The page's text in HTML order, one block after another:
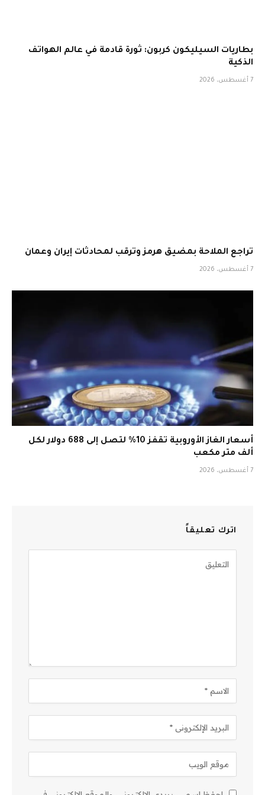
بطاريات السيليكون كربون: ثورة قادمة في عالم الهواتف
الذكية
7 أغسطس، 2026
تراجع الملاحة بمضيق هرمز وترقب لمحادثات إيران وعمان
7 أغسطس، 2026
أسعار الغاز الأوروبية تقفز 10% لتصل إلى 688 دولار لكل
ألف متر مكعب
7 أغسطس، 2026
اترك تعليقاً